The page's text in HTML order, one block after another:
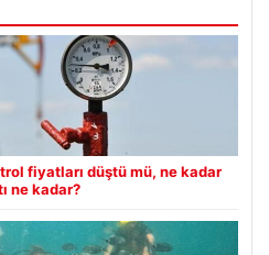
fiyatları düştü mü, ne kadar
ne kadar?